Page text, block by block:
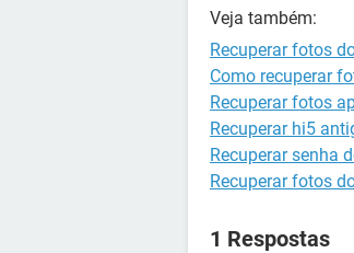
Veja também:
Recuperar fotos
Como recuperar
Recuperar fotos
Recuperar hi5
Recuperar senha
Recuperar fotos
1 Respostas